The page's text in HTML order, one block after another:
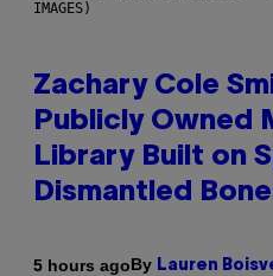
IMAGES)
Zachary Cole
Publicly Owned
Library Built on
Dismantled
5 hours agoBy Lauren